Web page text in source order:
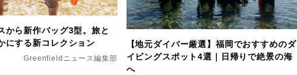
から新作バッグ3型。旅と
にする新コレクション
Greenfieldニュース編集部
【地元ダイバー厳選】福岡でおすすめのダ
イビングスポット4選｜日帰りで絶景の海
へ